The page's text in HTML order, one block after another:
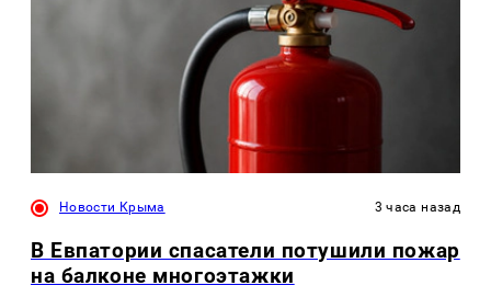
Новости Крыма 3 часа назад
В Евпатории спасатели потушили пожар
на балконе многоэтажки